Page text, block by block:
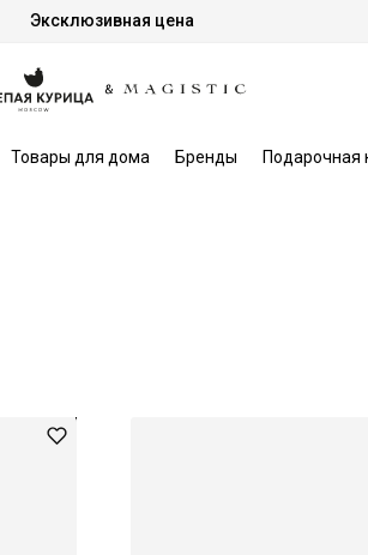
Эксклюзивная цена
Товары для дома Бренды Подарочная